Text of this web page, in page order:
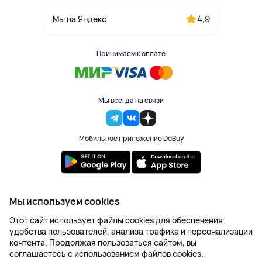
Мы на Яндекс 4,9
Принимаем к оплате
Мы всегда на связи
Мобильное приложение DoBuy
2023-2026 © DoBuy. Все права защищены
Правила обработки персональных данных
Пользовательское соглашение
Оферта
Создание сайта – NetLab
Мы используем cookies
Этот сайт использует файлы cookies для обеспечения
удобства пользователей, анализа трафика и персонализации
контента. Продолжая пользоваться сайтом, вы
соглашаетесь с использованием файлов cookies.